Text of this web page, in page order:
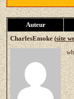
Auteur
CharlesEmoke (site